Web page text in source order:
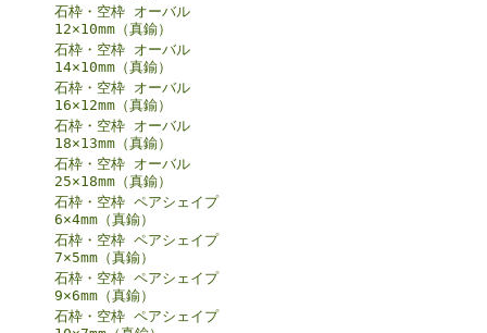
石枠・空枠 オーバル
12×10mm（真鍮）
石枠・空枠 オーバル
14×10mm（真鍮）
石枠・空枠 オーバル
16×12mm（真鍮）
石枠・空枠 オーバル
18×13mm（真鍮）
石枠・空枠 オーバル
25×18mm（真鍮）
石枠・空枠 ペアシェイプ
6×4mm（真鍮）
石枠・空枠 ペアシェイプ
7×5mm（真鍮）
石枠・空枠 ペアシェイプ
9×6mm（真鍮）
石枠・空枠 ペアシェイプ